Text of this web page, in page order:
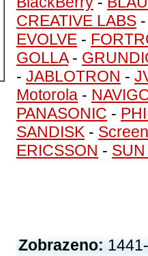
CREATIVE LABS
EVOLVE -
GOLLA-
- JABLOTRON -
Motorola -
PANASONIC -
SANDISK -
ERICSSON -
Zobrazeno: